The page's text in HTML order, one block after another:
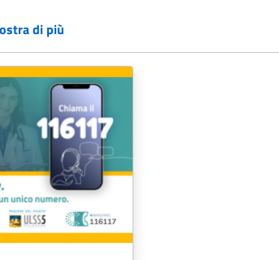
Medicina Generale
Distrettuali
Operatori Socio Sanitari OSS
assistenziale ex Guardia Medica
Sport Cure Palliative
Sanitario Elettronico FSE
Edilizia Malattie
Salute Mentale
Vaccini
Malattie rare
generale
Prevenzione
di più